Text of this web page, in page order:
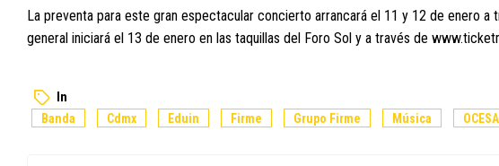
La preventa para este gran espectacular concierto arrancará el 11 y 12 de enero a
general iniciará el 13 de enero en las taquillas del Foro Sol y a través de
In
Banda Cdmx Eduin Firme Grupo Firme Música OCESA